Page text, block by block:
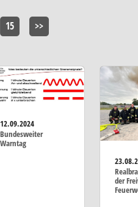
15 >>
12.09.2024
Bundesweiter
Warntag
der